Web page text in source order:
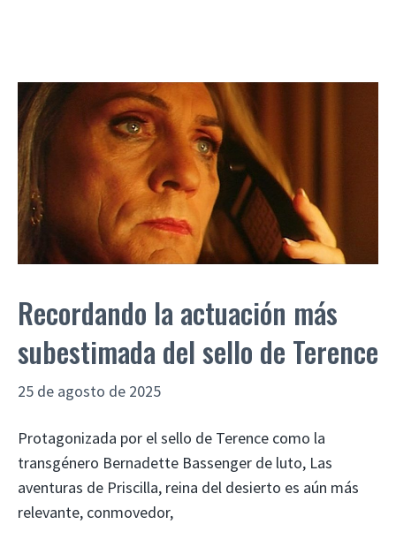
Recordando la actuación más
subestimada del sello de Terence
25 de agosto de 2025
Protagonizada por el sello de Terence como la
transgénero Bernadette Bassenger de luto, Las
aventuras de Priscilla, reina del desierto es aún más
relevante, conmovedor,